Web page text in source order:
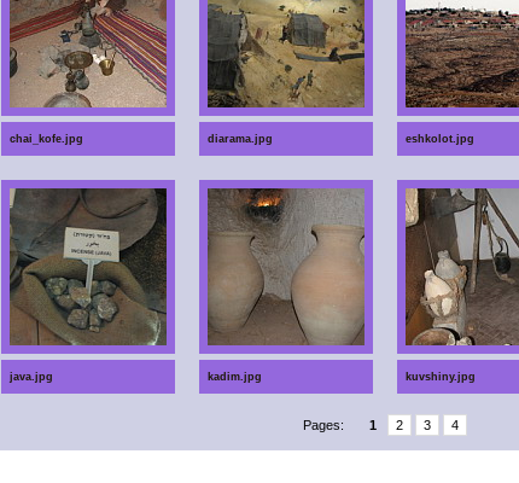
chai_kofe.jpg diarama.jpg eshkolot.jpg
java.jpg kadim.jpg kuvshiny.jpg
Pages: 1 2 3 4